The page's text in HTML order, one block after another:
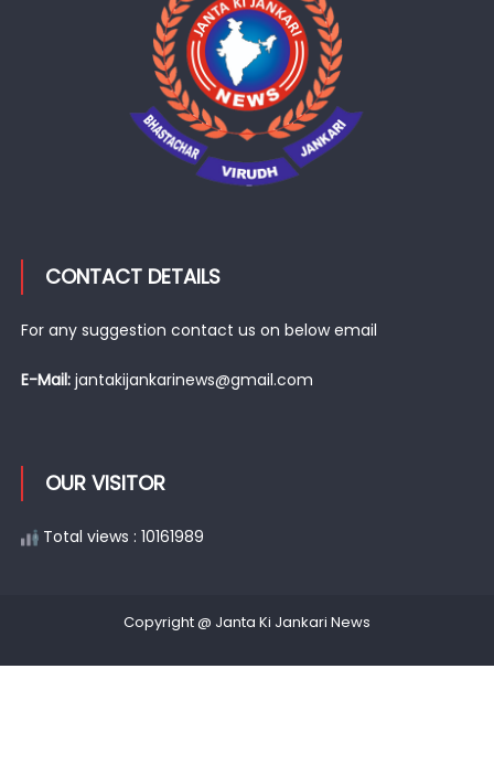
CONTACT DETAILS
For any suggestion contact us on below email
E-Mail: jantakijankarinews@gmail.com
OUR VISITOR
Total views : 10161989
Copyright @ Janta Ki Jankari News